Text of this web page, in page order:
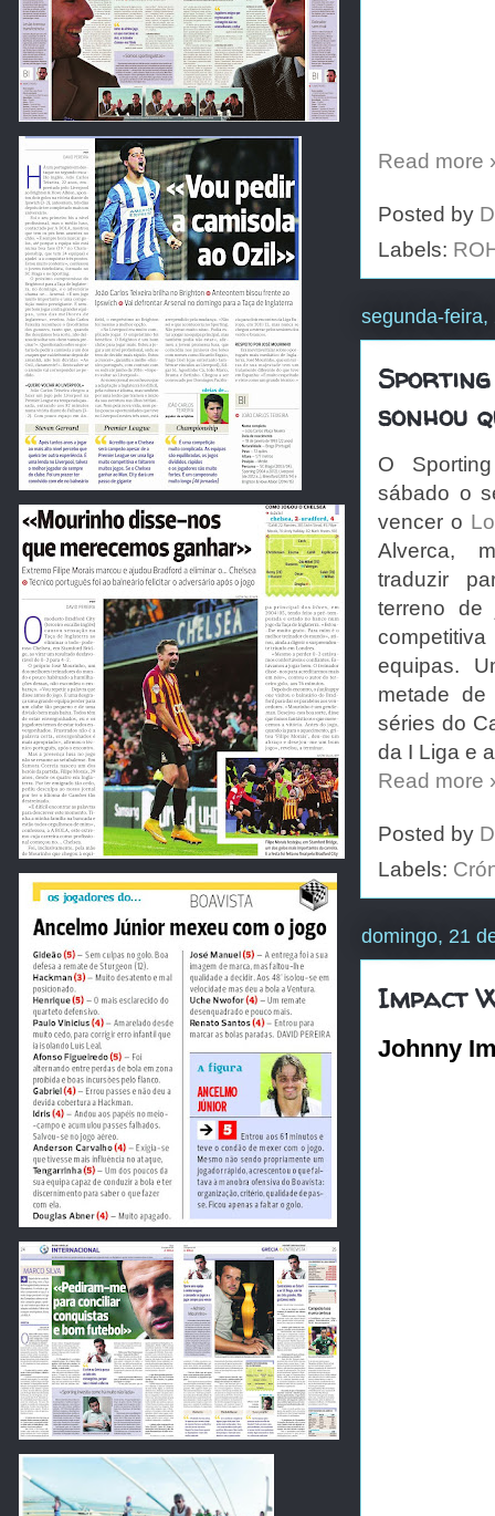
Read more
Posted by
Labels:
segunda-feira,
Sporting
sonhou
O
sábado o
vencer o
Alverca,
traduzir
terreno
equipas.
metade
séries do
da I Liga e
Read more
Posted by
Labels:
domingo, 21
Impact
Johnny